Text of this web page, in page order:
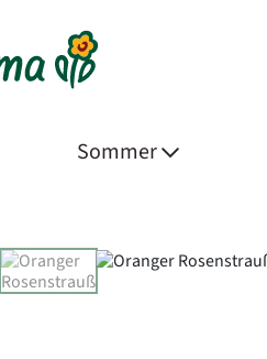
Sommer
Product Images